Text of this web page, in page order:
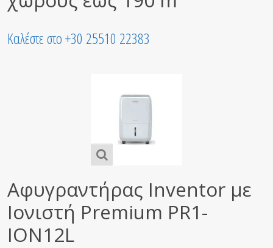
Καλέστε στο +30 25510 22383
Αφυγραντήρας Inventor με
Ιονιστή Premium PR1-
ION12L